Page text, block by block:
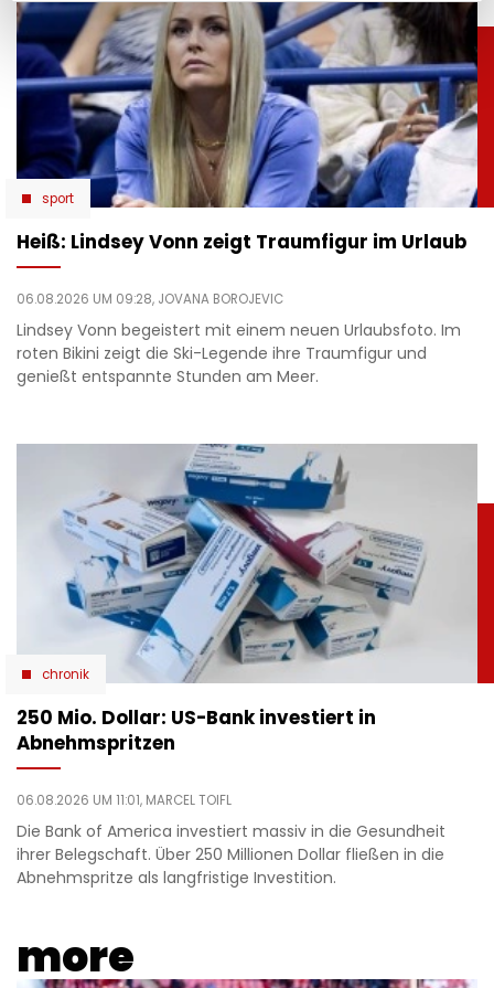
sport
Heiß: Lindsey Vonn zeigt Traumfigur im Urlaub
06.08.2026 UM 09:28, JOVANA BOROJEVIC
Lindsey Vonn begeistert mit einem neuen Urlaubsfoto. Im
roten Bikini zeigt die Ski-Legende ihre Traumfigur und
genießt entspannte Stunden am Meer.
chronik
250 Mio. Dollar: US-Bank investiert in
Abnehmspritzen
06.08.2026 UM 11:01, MARCEL TOIFL
Die Bank of America investiert massiv in die Gesundheit
ihrer Belegschaft. Über 250 Millionen Dollar fließen in die
Abnehmspritze als langfristige Investition.
more